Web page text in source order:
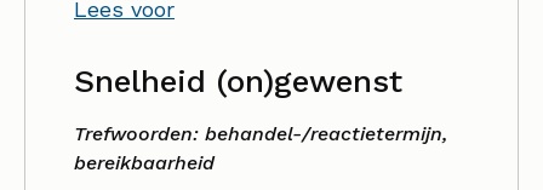
Lees voor
Snelheid (on)gewenst
Trefwoorden: behandel-/reactietermijn,
bereikbaarheid